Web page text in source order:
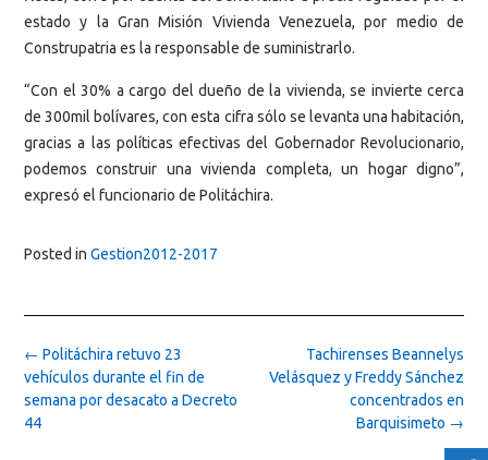
estado y la Gran Misión Vivienda Venezuela, por medio de
Construpatria es la responsable de suministrarlo.
“Con el 30% a cargo del dueño de la vivienda, se invierte cerca
de 300mil bolívares, con esta cifra sólo se levanta una habitación,
gracias a las políticas efectivas del Gobernador Revolucionario,
podemos construir una vivienda completa, un hogar digno”,
expresó el funcionario de Politáchira.
Posted in Gestion2012-2017
Post
navigation
Tachirenses Beannelys
Velásquez y Freddy Sánchez
concentrados en
Barquisimeto →
← Politáchira retuvo 23
vehículos durante el fin de
semana por desacato a Decreto
44